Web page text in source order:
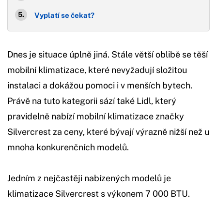
Vyplatí se čekat?
Dnes je situace úplně jiná. Stále větší oblibě se těší
mobilní klimatizace, které nevyžadují složitou
instalaci a dokážou pomoci i v menších bytech.
Právě na tuto kategorii sází také Lidl, který
pravidelně nabízí mobilní klimatizace značky
Silvercrest za ceny, které bývají výrazně nižší než u
mnoha konkurenčních modelů.
Jedním z nejčastěji nabízených modelů je
klimatizace Silvercrest s výkonem 7 000 BTU.